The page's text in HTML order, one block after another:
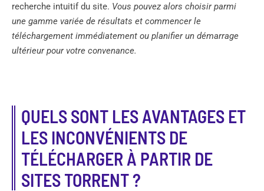
recherche intuitif du site. Vous pouvez alors choisir parmi
une gamme variée de résultats et commencer le
téléchargement immédiatement ou planifier un démarrage
ultérieur pour votre convenance.
QUELS SONT LES AVANTAGES ET
LES INCONVÉNIENTS DE
TÉLÉCHARGER À PARTIR DE
SITES TORRENT ?